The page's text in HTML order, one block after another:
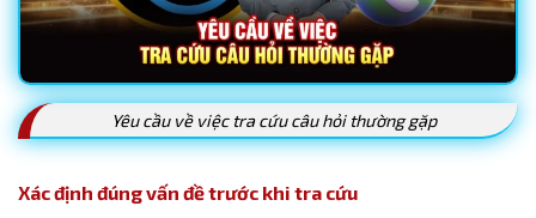
Yêu cầu về việc tra cứu câu hỏi thường gặp
Xác định đúng vấn đề trước khi tra cứu